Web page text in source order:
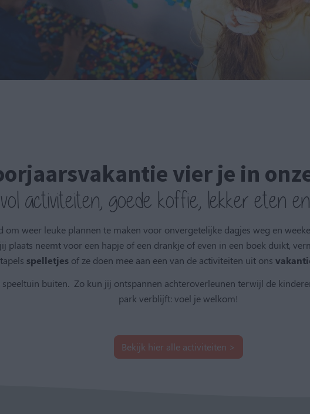
vier je in
activiteiten, goede koffie, lekker eten
weer leuke plannen te maken voor onvergetelijke dagjes weg en
neemt voor een hapje of een drankje of even in een boek duikt,
spelletjes of ze doen mee aan een van de activiteiten uit ons
buiten. Zo kun jij ontspannen achteroverleunen terwijl de
park verblijft: voel je welkom!
Bekijk hier alle activiteiten >